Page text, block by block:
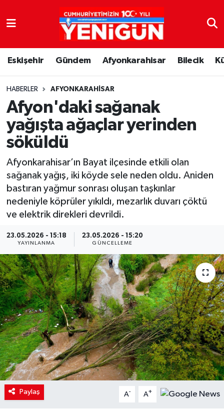
Eskişehir Gündem Afyonkarahisar Bilecik
HABERLER AFYONKARAHISAR
Afyon'daki sağanak
yağışta ağaçlar yerinden
söküldü
Afyonkarahisar’ın Bayat ilçesinde etkili olan
sağanak yağış, iki köyde sele neden oldu. Aniden
bastıran yağmur sonrası oluşan taşkınlar
nedeniyle köprüler yıkıldı, mezarlık duvarı çöktü
ve elektrik direkleri devrildi.
23.05.2026 - 15:18
YAYINLANMA
23.05.2026 - 15:20
GÜNCELLEME
Paylaş A- A+
Nöbetçi Eczaneler
Hava Durumu
Trafik Durumu
Süper Lig Puan Durumu ve Fikstür
Tüm Manşetler
Son Dakika Haberleri
Haber Arşivi